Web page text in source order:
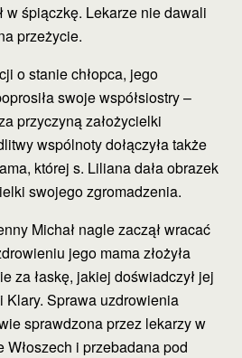
w śpiączkę. Lekarze nie dawali
przeżycie.
o stanie chłopca, jego
swoje współsiostry –
przyczyną założycielki
wspólnoty dołączyła także
której s. Liliana dała obrazek
swojego zgromadzenia.
Michał nagle zaczął wracać
jego mama złożyła
za łaskę, jakiej doświadczył jej
Klary. Sprawa uzdrowienia
sprawdzona przez lekarzy w
i przebadana pod